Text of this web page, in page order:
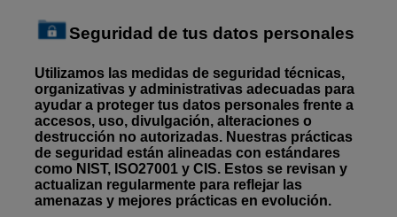
Seguridad de tus datos personales
Utilizamos las medidas de seguridad técnicas,
organizativas y administrativas adecuadas para
ayudar a proteger tus datos personales frente a
accesos, uso, divulgación, alteraciones o
destrucción no autorizadas. Nuestras prácticas
de seguridad están alineadas con estándares
como NIST, ISO27001 y CIS. Estos se revisan y
actualizan regularmente para reflejar las
amenazas y mejores prácticas en evolución.